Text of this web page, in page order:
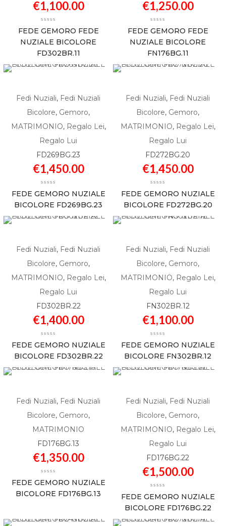
FEDE GEMORO FEDE
NUZIALE BICOLORE
FD302BR.11
€1,100.00
FEDE GEMORO FEDE
NUZIALE BICOLORE
FN176BG.11
€1,250.00
FEDE GEMORO NUZIALE
BICOLORE FD269BG.23
Fedi Nuziali, Fedi Nuziali
Bicolore, Gemoro,
MATRIMONIO, Regalo Lei,
Regalo Lui
FD269BG.23
€1,450.00
FEDE GEMORO NUZIALE
BICOLORE FD272BG.20
Fedi Nuziali, Fedi Nuziali
Bicolore, Gemoro,
MATRIMONIO, Regalo Lei,
Regalo Lui
FD272BG.20
€1,450.00
FEDE GEMORO NUZIALE
BICOLORE FD302BR.22
Fedi Nuziali, Fedi Nuziali
Bicolore, Gemoro,
MATRIMONIO, Regalo Lei,
Regalo Lui
FD302BR.22
€1,400.00
FEDE GEMORO NUZIALE
BICOLORE FN302BR.12
Fedi Nuziali, Fedi Nuziali
Bicolore, Gemoro,
MATRIMONIO, Regalo Lei,
Regalo Lui
FN302BR.12
€1,100.00
FEDE GEMORO NUZIALE
BICOLORE FD176BG.13
Fedi Nuziali, Fedi Nuziali
Bicolore, Gemoro,
MATRIMONIO
FD176BG.13
€1,350.00
FEDE GEMORO NUZIALE
BICOLORE FD176BG.22
Fedi Nuziali, Fedi Nuziali
Bicolore, Gemoro,
MATRIMONIO, Regalo Lei,
Regalo Lui
FD176BG.22
€1,500.00